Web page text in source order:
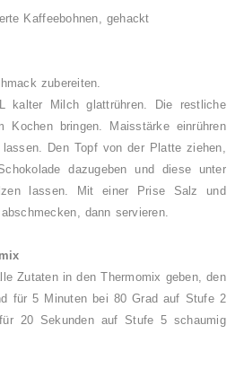
Kaffeebohnen, gehackt
zubereiten.
kalter Milch glattrühren. Die restliche
Kochen bringen. Maisstärke einrühren
Den Topf von der Platte ziehen,
dazugeben und diese unter
lassen. Mit einer Prise Salz und
dann servieren.
Zutaten in den Thermomix geben, den
für 5 Minuten bei 80 Grad auf Stufe 2
20 Sekunden auf Stufe 5 schaumig